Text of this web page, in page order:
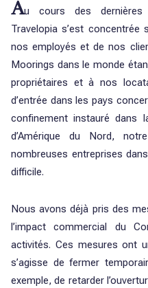
Au cours des dernières
Travelopia s’est
nos employés et de nos
Moorings dans le monde
propriétaires et à nos
d’entrée dans les pays
confinement instauré dans
d’Amérique du Nord,
nombreuses entreprises
difficile.
Nous avons déjà pris des
l’impact commercial du
activités. Ces mesures ont
s’agisse de fermer
exemple, de retarder